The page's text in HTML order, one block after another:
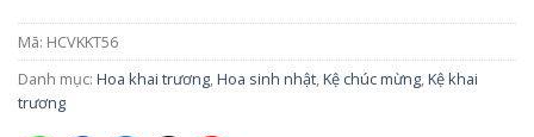
Mã: HCVKKT56
Danh mục: Hoa khai trương,Hoa sinh nhật,Kệ chúc mừng,Kệ khai
trương